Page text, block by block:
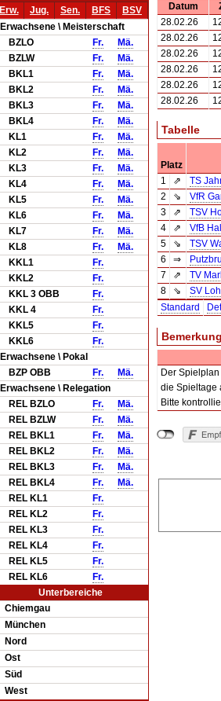
Erw.
Jug. Sen. BFS
BSV
Erwachsene \ Meisterschaft
BZLO
Fr.
Mä.
BZLW
Fr.
Mä.
BKL1
Fr.
Mä.
BKL2
Fr.
Mä.
BKL3
Fr.
Mä.
BKL4
Fr.
Mä.
KL1
Fr.
Mä.
KL2
Fr.
Mä.
KL3
Fr.
Mä.
KL4
Fr.
Mä.
KL5
Fr.
Mä.
KL6
Fr.
Mä.
KL7
Fr.
Mä.
KL8
Fr.
Mä.
KKL1
Fr.
KKL2
Fr.
KKL 3 OBB
Fr.
KKL 4
Fr.
KKL5
Fr.
KKL6
Fr.
Erwachsene \ Pokal
BZP OBB
Fr.
Mä.
Erwachsene \ Relegation
REL BZLO
Fr.
Mä.
REL BZLW
Fr.
Mä.
REL BKL1
Fr.
Mä.
REL BKL2
Fr.
Mä.
REL BKL3
Fr.
Mä.
REL BKL4
Fr.
Mä.
REL KL1
Fr.
REL KL2
Fr.
REL KL3
Fr.
REL KL4
Fr.
REL KL5
Fr.
REL KL6
Fr.
Unterbereiche
Chiemgau
München
Nord
Ost
Süd
West
Datum
28.02.26
28.02.26
28.02.26
28.02.26
28.02.26
28.02.26
Tabelle
Platz
1
⇗ TS
2
⇘ VfR
3
⇗ TSV
4
⇗ VfB
5
⇘ TSV
6
⇒
7
⇗ TV
8
⇘ SV
Standard
Der
die Spieltage
Bitte